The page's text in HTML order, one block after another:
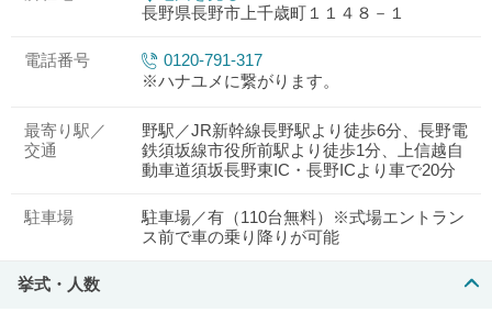
長野県長野市上千歳町１１４８－１
電話番号
0120-791-317
※ハナユメに繋がります。
最寄り駅／
交通
野駅／JR新幹線長野駅より徒歩6分、長野電
鉄須坂線市役所前駅より徒歩1分、上信越自
動車道須坂長野東IC・長野ICより車で20分
駐車場
駐車場／有（110台無料）※式場エントラン
ス前で車の乗り降りが可能
挙式・人数